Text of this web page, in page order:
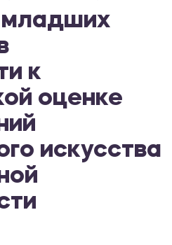
младших
к
оценке
искусства